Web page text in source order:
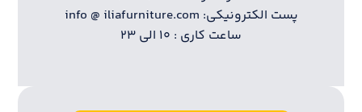
پست الکترونیکی: info @ iliafurniture.com
ساعت کاری : ۱۰ الی ۲۳